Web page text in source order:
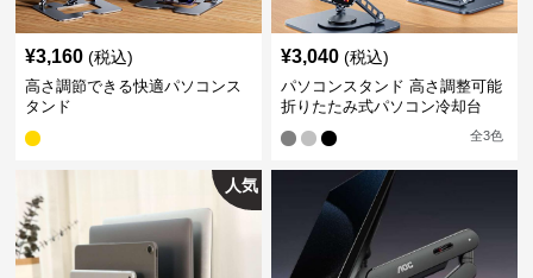
¥3,160 (税込)
高さ調節できる快適パソコンス
タンド
¥3,040 (税込)
パソコンスタンド 高さ調整可能
折りたたみ式パソコン冷却台
全3色
人気